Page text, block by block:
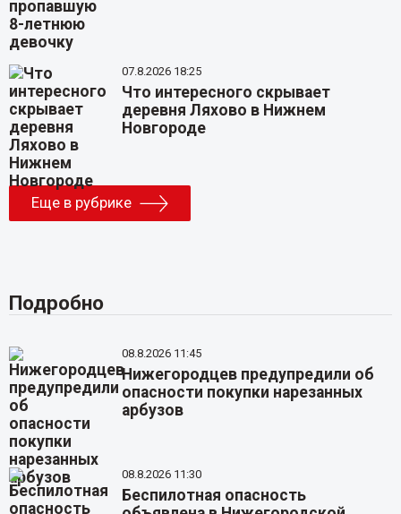
07.8.2026 18:25
Что интересного скрывает
деревня Ляхово в Нижнем
Новгороде
Еще в рубрике
Подробно
08.8.2026 11:45
Нижегородцев предупредили об
опасности покупки нарезанных
арбузов
08.8.2026 11:30
Беспилотная опасность